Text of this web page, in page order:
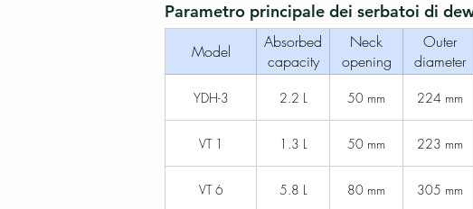
Parametro principale dei serbatoi di
Model
Absorbed
capacity
Neck
opening
Outer
diameter
YDH-3 2.2 L 50 mm 224 mm
VT 1 1.3 L 50 mm 223 mm
VT 6 5.8 L 80 mm 305 mm